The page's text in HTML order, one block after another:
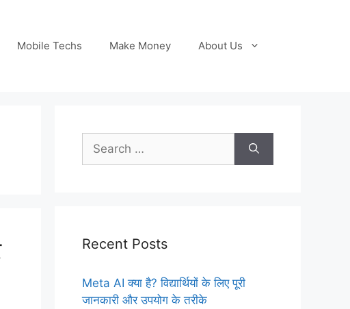
Mobile Techs Make Money About Us
Search
for:
Recent Posts
Meta AI क्या है? विद्यार्थियों के लिए पूरी
जानकारी और उपयोग के तरीके